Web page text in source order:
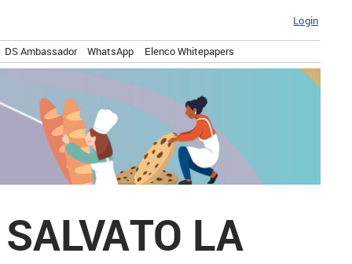
Login
DS Ambassador WhatsApp Elenco Whitepapers
LA